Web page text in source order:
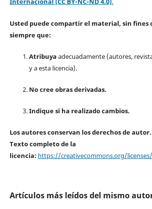
Usted puede compartir el material, sin fines
siempre que:
Atribuya adecuadamente (autores,
y a esta licencia).
No cree obras derivadas.
Indique si ha realizado cambios.
Los autores conservan los derechos de autor.
Texto completo de la
licencia: https://creativecommons.org/
Artículos más leídos del mismo